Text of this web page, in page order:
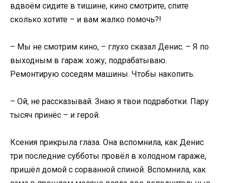
вдвоём сидите в тишине, кино смотрите, спите
сколько хотите – и вам жалко помочь?!
– Мы не смотрим кино, – глухо сказал Денис. – Я по
выходным в гараж хожу, подрабатываю.
Ремонтирую соседям машины. Чтобы накопить.
– Ой, не рассказывай. Знаю я твои подработки. Пару
тысяч принёс – и герой.
Ксения прикрыла глаза. Она вспомнила, как Денис
три последние субботы провёл в холодном гараже,
пришёл домой с сорванной спиной. Вспомнила, как